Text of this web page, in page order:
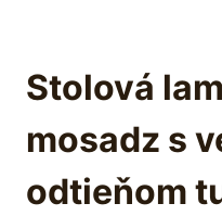
Stolová
mosadz s
odtieňom